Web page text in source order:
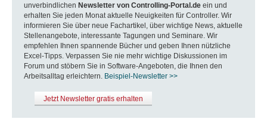
unverbindlichen Newsletter von Controlling-Portal.de ein und
erhalten Sie jeden Monat aktuelle Neuigkeiten für Controller. Wir
informieren Sie über neue Fachartikel, über wichtige News, aktuelle
Stellenangebote, interessante Tagungen und Seminare. Wir
empfehlen Ihnen spannende Bücher und geben Ihnen nützliche
Excel-Tipps. Verpassen Sie nie mehr wichtige Diskussionen im
Forum und stöbern Sie in Software-Angeboten, die Ihnen den
Arbeitsalltag erleichtern. Beispiel-Newsletter >>
Jetzt Newsletter gratis erhalten